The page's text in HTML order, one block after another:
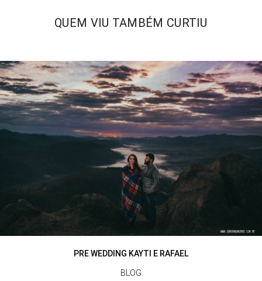
QUEM VIU TAMBÉM CURTIU
PRE WEDDING KAYTI E RAFAEL
BLOG